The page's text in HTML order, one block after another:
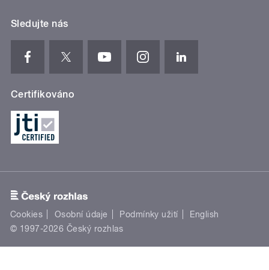
Sledujte nás
Certifikováno
Cookies Osobní údaje Podmínky užití
English
© 1997-2026 Český rozhlas